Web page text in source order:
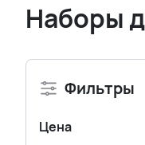
Наборы
Фильтры
Цена